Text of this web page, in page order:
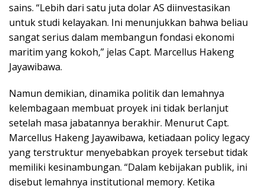
sains. “Lebih dari satu juta dolar AS diinvestasikan
untuk studi kelayakan. Ini menunjukkan bahwa beliau
sangat serius dalam membangun fondasi ekonomi
maritim yang kokoh,” jelas Capt. Marcellus Hakeng
Jayawibawa.
Namun demikian, dinamika politik dan lemahnya
kelembagaan membuat proyek ini tidak berlanjut
setelah masa jabatannya berakhir. Menurut Capt.
Marcellus Hakeng Jayawibawa, ketiadaan policy legacy
yang terstruktur menyebabkan proyek tersebut tidak
memiliki kesinambungan. “Dalam kebijakan publik, ini
disebut lemahnya institutional memory. Ketika